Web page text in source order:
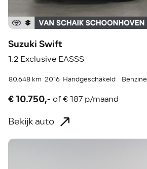
Suzuki Swift
1.2 Exclusive EASSS
80.648 km 2016 Handgeschakeld Benzine
€ 10.750,- of€ 187 p/maand
Bekijk auto